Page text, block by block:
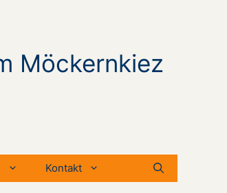
Möckernkiez
Kontakt